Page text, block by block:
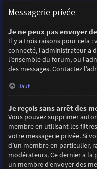
Messagerie privée
Je ne peux pas envoyer
Il y a trois raisons pour cela :
connecté, l’administrateur a
l’ensemble du forum, ou
des messages. Contactez
Haut
Je reçois sans arrêt des
Vous pouvez supprimer
membre en utilisant les
votre messagerie privée. Si
d’un membre en particulier,
modérateurs. Ce dernier a la
un membre d’envoyer des